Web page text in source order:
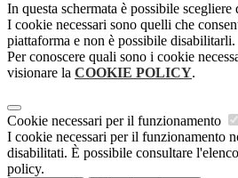
In questa schermata è possibile
I cookie necessari sono quelli che
piattaforma e non è possibile disabilitarli.
Per conoscere quali sono i cookie
visionare la COOKIE POLICY.
Cookie necessari per il funzionamento
I cookie necessari per il funzionamento
disabilitati. È possibile consultare
policy.